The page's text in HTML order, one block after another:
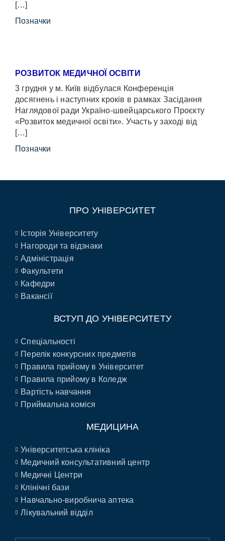
[…]
Позначки
РОЗВИТОК МЕДИЧНОЇ ОСВІТИ
3 грудня у м. Київ відбулася Конференція
досягнень і наступних кроків в рамках Засідання
Наглядової ради Україно-швейцарського Проєкту
«Розвиток медичної освіти». Участь у заході від
[…]
Позначки
ПРО УНІВЕРСИТЕТ
Історія Університету
Нагороди та відзнаки
Адміністрація
Факультети
Кафедри
Вакансії
ВСТУП ДО УНІВЕРСИТЕТУ
Спеціальності
Перелік конкурсних предметів
Правила прийому в Університет
Правила прийому в Коледж
Вартість навчання
Приймальна коміся
МЕДИЦИНА
Університетська клініка
Медичний консультативний центр
Медичні Центри
Клінічні бази
Навчально-виробнича аптека
Лікувальний відділ